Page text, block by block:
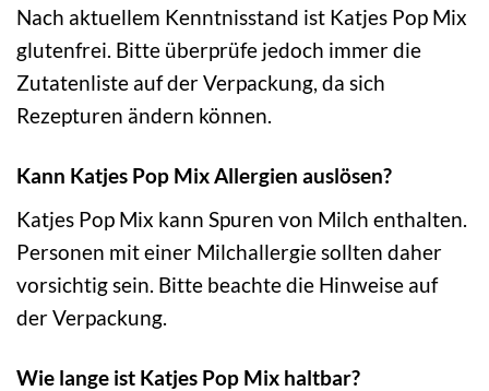
Nach aktuellem Kenntnisstand ist Katjes Pop Mix
glutenfrei. Bitte überprüfe jedoch immer die
Zutatenliste auf der Verpackung, da sich
Rezepturen ändern können.
Kann Katjes Pop Mix Allergien auslösen?
Katjes Pop Mix kann Spuren von Milch enthalten.
Personen mit einer Milchallergie sollten daher
vorsichtig sein. Bitte beachte die Hinweise auf
der Verpackung.
Wie lange ist Katjes Pop Mix haltbar?